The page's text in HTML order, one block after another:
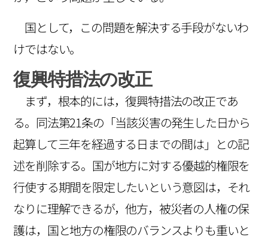
国として，この問題を解決する手段がないわ
けではない。
復興特措法の改正
まず，根本的には，復興特措法の改正であ
る。同法第21条の「当該災害の発生した日から
起算して三年を経過する日までの間は」との記
述を削除する。国が地方に対する優越的権限を
行使する期間を限定したいという意図は，それ
なりに理解できるが，他方，被災者の人権の保
護は，国と地方の権限のバランスよりも重いと